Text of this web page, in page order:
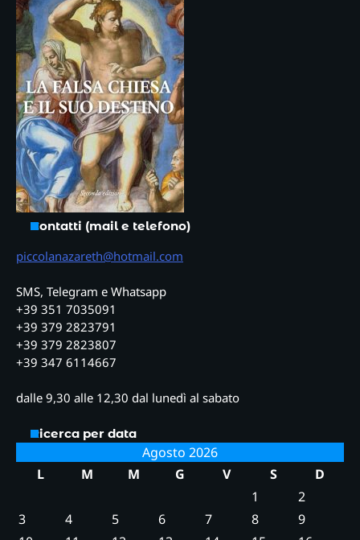
Contatti (mail e telefono)
piccolanazareth@hotmail.com
SMS, Telegram e Whatsapp
+39 351 7035091
+39 379 2823791
+39 379 2823807
+39 347 6114667
dalle 9,30 alle 12,30 dal lunedì al sabato
Ricerca per data
Agosto 2026
L
M M G V S
D
1
2
3
4 5 6 7 8
9